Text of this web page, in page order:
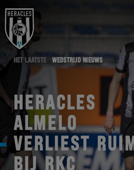
HET LAATSTE WEDSTRIJD NIEUWS
HERACLES
ALMELO
VERLIEST RUIM
BIJ RKC